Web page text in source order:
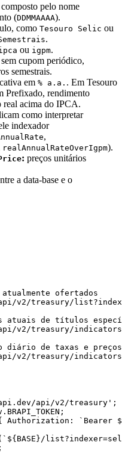
pelo nome
(DDMMAAAA).
como Tesouro Selic ou
.
ou igpm.
cupom periódico,
semestrais.
em % a.a. . Em Tesouro
Prefixado, rendimento
acima do IPCA.
como interpretar
indexador
,
realAnnualRateOverIgpm).
: preços unitários
a data-base e o
ofertados
v2/treasury/
atuais de títulos
v2/treasury/
diário de taxas e preços
v2/treasury/indicators/
api/v2/treasury ' ;
. BRAPI_TOKEN ;
Authorization : ` Bearer
`${BASE} /